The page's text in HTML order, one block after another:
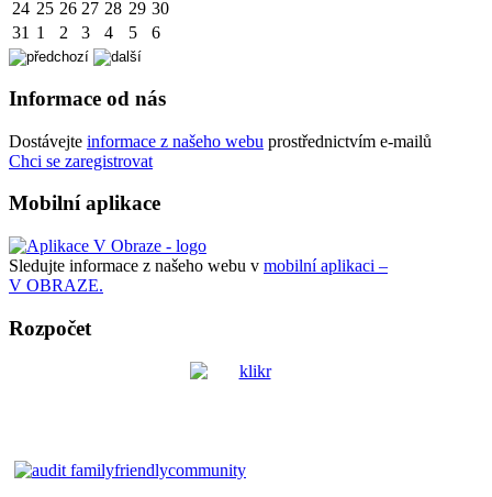
24 25 26 27 28 29 30
31 1 2 3 4 5 6
Informace od nás
Dostávejte informace z našeho webu prostřednictvím e-mailů
Chci se zaregistrovat
Mobilní aplikace
Sledujte informace z našeho webu v mobilní aplikaci –
V OBRAZE.
Rozpočet